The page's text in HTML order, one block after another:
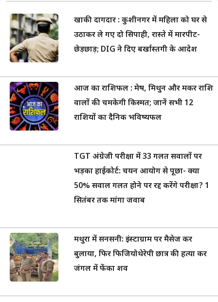
खाकी दागदार : कुशीनगर में महिला को घर से
उठाकर ले गए दो सिपाही, रास्ते में मारपीट-
छेड़छाड़; DIG ने दिए बर्खास्तगी के आदेश
आज का राशिफल : मेष, मिथुन और मकर राशि
वालों की चमकेगी किस्मत; जानें सभी 12
राशियों का दैनिक भविष्यफल
TGT अंग्रेजी परीक्षा में 33 गलत सवालों पर
भड़का हाईकोर्ट: चयन आयोग से पूछा- क्या
50% सवाल गलत होने पर रद्द करेंगे परीक्षा? 1
सितंबर तक मांगा जवाब
मथुरा में सनसनी: इंस्टाग्राम पर मैसेज कर
बुलाया, फिर फिजियोथेरेपी छात्र की हत्या कर
जंगल में फेंका शव